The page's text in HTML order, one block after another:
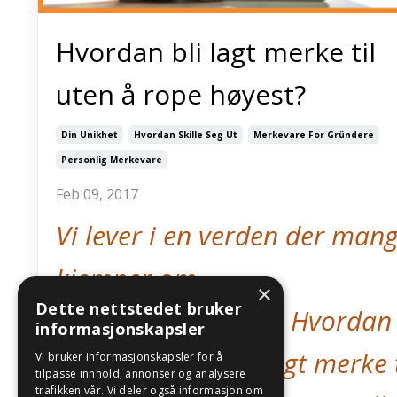
Hvordan bli lagt merke til
uten å rope høyest?
Din Unikhet Hvordan Skille Seg Ut
Merkevare For Gründere
Personlig Merkevare
Feb 09, 2017
Vi lever i en verden der
kjemper om
oppmerksomheten. Hvordan
skal vi klare å bli lagt
×
Dette nettstedet bruker
informasjonskapsler
Vi bruker informasjonskapsler for å
tilpasse innhold, annonser og analysere
trafikken vår. Vi deler også informasjon om